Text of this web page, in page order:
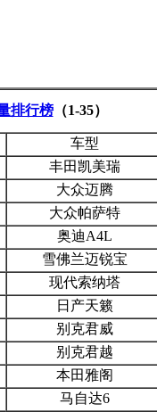
排行榜（1-35）
车型
丰田凯美瑞
大众迈腾
大众帕萨特
奥迪A4L
雪佛兰迈锐宝
现代索纳塔
日产天籁
别克君威
别克君越
本田雅阁
马自达6